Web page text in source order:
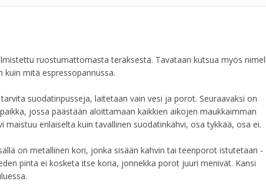
ruostumattomasta teräksestä. Tavataan kutsua myös
mitä espressopannussa.
suodatinpusseja, laitetaan vain vesi ja porot. Seuraavaksi on
jossa päästään aloittamaan kaikkien aikojen maukkaimman
erilaiselta kuin tavallinen suodatinkahvi, osa tykkää, osa ei.
on metallinen kori, jonka sisään kahvin tai teenporot istutetaan -
pinta ei kosketa itse koria, jonnekka porot juuri menivät. Kansi